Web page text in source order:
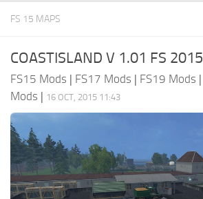
FS 15 MAPS
COASTISLAND V 1.01 FS 2015
FS15 Mods | FS17 Mods | FS19 Mods |
Mods | 16 OCT, 2015 11:43